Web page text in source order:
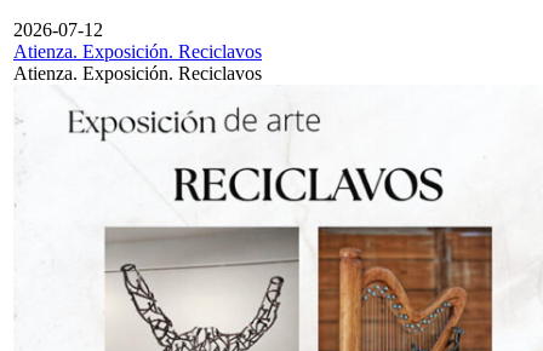
2026-07-12
Atienza. Exposición. Reciclavos
Atienza. Exposición. Reciclavos